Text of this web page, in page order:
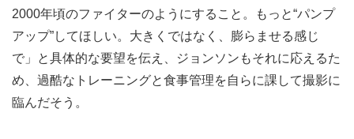
2000年頃のファイターのようにすること。もっと“パンプ
アップ”してほしい。大きくではなく、膨らませる感じ
で」と具体的な要望を伝え、ジョンソンもそれに応えるた
め、過酷なトレーニングと食事管理を自らに課して撮影に
臨んだそう。